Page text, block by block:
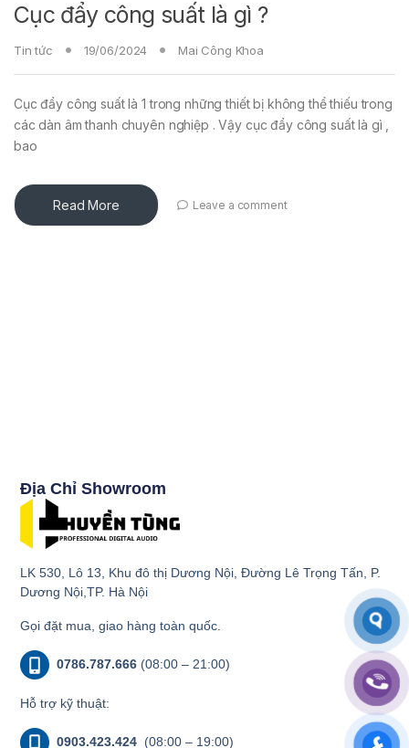
Cục đẩy công suất là gì ?
Tin tức 19/06/2024 Mai Công Khoa
Cục đẩy công suất là 1 trong những thiết bị không thể thiếu trong
các dàn âm thanh chuyên nghiệp . Vậy cục đẩy công suất là gì ,
bao
Read More Leave a comment
Địa Chỉ Showroom
LK 530, Lô 13, Khu đô thị Dương Nội, Đường Lê Trọng Tấn, P.
Dương Nội,TP. Hà Nội
Gọi đặt mua, giao hàng toàn quốc.
0786.787.666 (08:00 – 21:00)
Hỗ trợ kỹ thuật:
0903.423.424 (08:00 – 19:00)